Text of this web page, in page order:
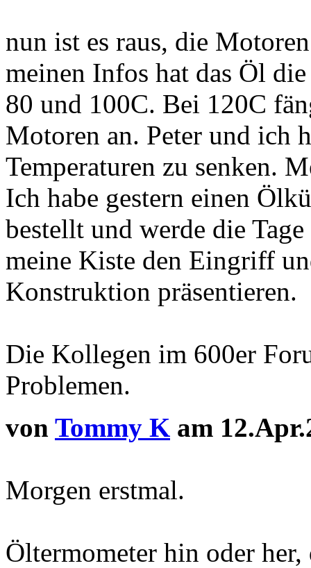
nun ist es raus, die
meinen Infos hat das Öl
80 und 100C. Bei 120C
Motoren an. Peter und ich
Temperaturen zu senken.
Ich habe gestern einen
bestellt und werde die
meine Kiste den Eingriff
Konstruktion präsentieren.
Die Kollegen im 600er
Problemen.
von Tommy K am
Morgen erstmal.
Öltermometer hin oder